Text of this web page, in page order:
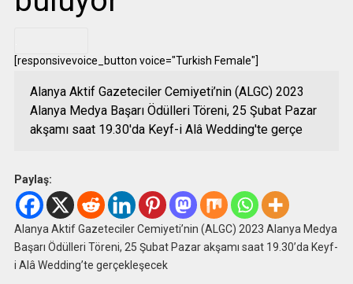
[responsivevoice_button voice="Turkish Female"]
Alanya Aktif Gazeteciler Cemiyeti’nin (ALGC) 2023
Alanya Medya Başarı Ödülleri Töreni, 25 Şubat Pazar
akşamı saat 19.30'da Keyf-i Alâ Wedding'te gerçe
Paylaş:
Alanya Aktif Gazeteciler Cemiyeti’nin (ALGC) 2023 Alanya Medya
Başarı Ödülleri Töreni, 25 Şubat Pazar akşamı saat 19.30’da Keyf-
i Alâ Wedding’te gerçekleşecek